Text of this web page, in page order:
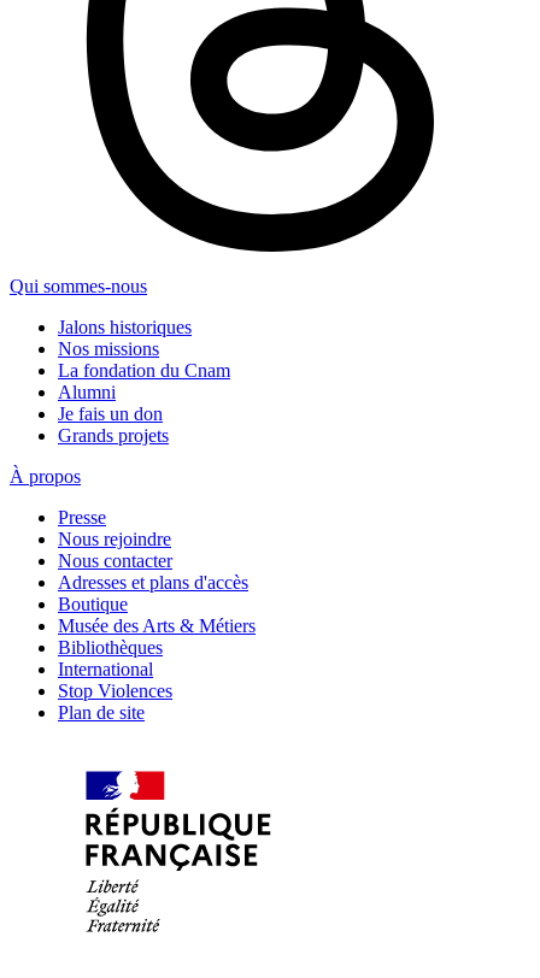
Qui sommes-nous
Jalons historiques
Nos missions
La fondation du Cnam
Alumni
Je fais un don
Grands projets
À propos
Presse
Nous rejoindre
Nous contacter
Adresses et plans d'accès
Boutique
Musée des Arts & Métiers
Bibliothèques
International
Stop Violences
Plan de site